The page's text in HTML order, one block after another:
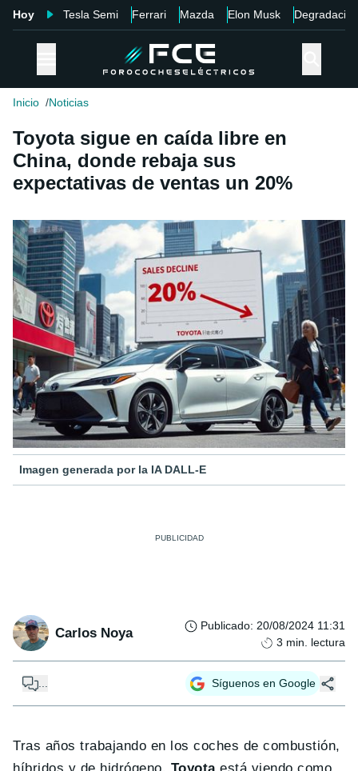
Hoy Tesla Semi Ferrari Mazda Elon Musk Degradación
Inicio Noticias
Toyota sigue en caída libre en
China, donde rebaja sus
expectativas de ventas un 20%
Imagen generada por la IA DALL-E
Carlos Noya Publicado: 20/08/2024 11:31
3 min. lectura
Síguenos en Google
Tras años trabajando en los coches de combustión,